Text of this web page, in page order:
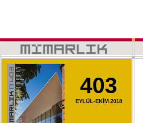
403
EYLÜL-EKİM 2018